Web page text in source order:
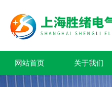
网站首页 关于我们